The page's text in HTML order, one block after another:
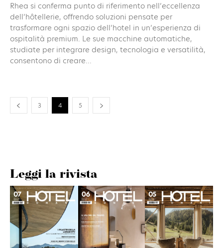
Rhea si conferma punto di riferimento nell’eccellenza
dell’hôtellerie, offrendo soluzioni pensate per
trasformare ogni spazio dell’hotel in un’esperienza di
ospitalità premium. Le sue macchine automatiche,
studiate per integrare design, tecnologia e versatilità,
consentono di creare...
3 4 5
Leggi la rivista